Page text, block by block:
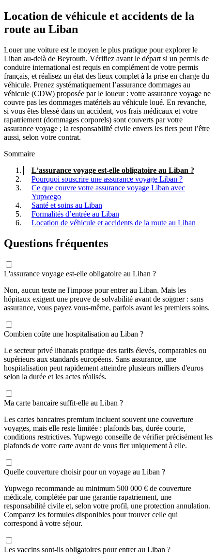
Location de véhicule et accidents de la
route au Liban
Louer une voiture est le moyen le plus pratique pour explorer le
Liban au-delà de Beyrouth. Vérifiez avant le départ si un permis de
conduire international est requis en complément de votre permis
français, et réalisez un état des lieux complet à la prise en charge du
véhicule. Prenez systématiquement l’assurance dommages au
véhicule (CDW) proposée par le loueur : votre assurance voyage ne
couvre pas les dommages matériels au véhicule loué. En revanche,
si vous êtes blessé dans un accident, vos frais médicaux et votre
rapatriement (dommages corporels) sont couverts par votre
assurance voyage ; la responsabilité civile envers les tiers peut l’être
aussi, selon votre contrat.
Sommaire
L’assurance voyage est-elle obligatoire au Liban ?
Pourquoi souscrire une assurance voyage Liban ?
Ce que couvre votre assurance voyage Liban avec
Yupwego
Santé et soins au Liban
Formalités d’entrée au Liban
Location de véhicule et accidents de la route au Liban
Questions fréquentes
L'assurance voyage est-elle obligatoire au Liban ?
Non, aucun texte ne l'impose pour entrer au Liban. Mais les
hôpitaux exigent une preuve de solvabilité avant de soigner : sans
assurance, vous payez vous-même, parfois avant les premiers soins.
Combien coûte une hospitalisation au Liban ?
Le secteur privé libanais pratique des tarifs élevés, comparables ou
supérieurs aux standards européens. Sans assurance, une
hospitalisation peut rapidement atteindre plusieurs milliers d'euros
selon la durée et les actes réalisés.
Ma carte bancaire suffit-elle au Liban ?
Les cartes bancaires premium incluent souvent une couverture
voyages, mais elle reste limitée : plafonds bas, durée courte,
conditions restrictives. Yupwego conseille de vérifier précisément les
plafonds de votre carte avant de vous fier uniquement à elle.
Quelle couverture choisir pour un voyage au Liban ?
Yupwego recommande au minimum 500 000 € de couverture
médicale, complétée par une garantie rapatriement, une
responsabilité civile et, selon votre profil, une protection annulation.
Comparez les formules disponibles pour trouver celle qui
correspond à votre séjour.
Les vaccins sont-ils obligatoires pour entrer au Liban ?